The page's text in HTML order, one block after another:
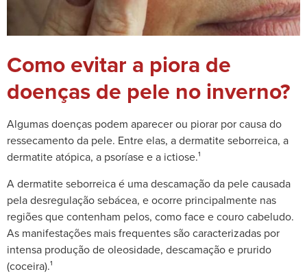
Como evitar a piora de
doenças de pele no inverno?
Algumas doenças podem aparecerou piorar por causa do
ressecamento da pele. Entre elas, a dermatite seborreica, a
dermatite atópica, a psoríase e a ictiose.¹
A dermatite seborreica é uma descamação da pele causada
pela desregulação sebácea, e ocorre principalmente nas
regiões que contenham pelos, como face e couro cabeludo.
As manifestações mais frequentes são caracterizadas por
intensa produção de oleosidade, descamação e prurido
(coceira).¹